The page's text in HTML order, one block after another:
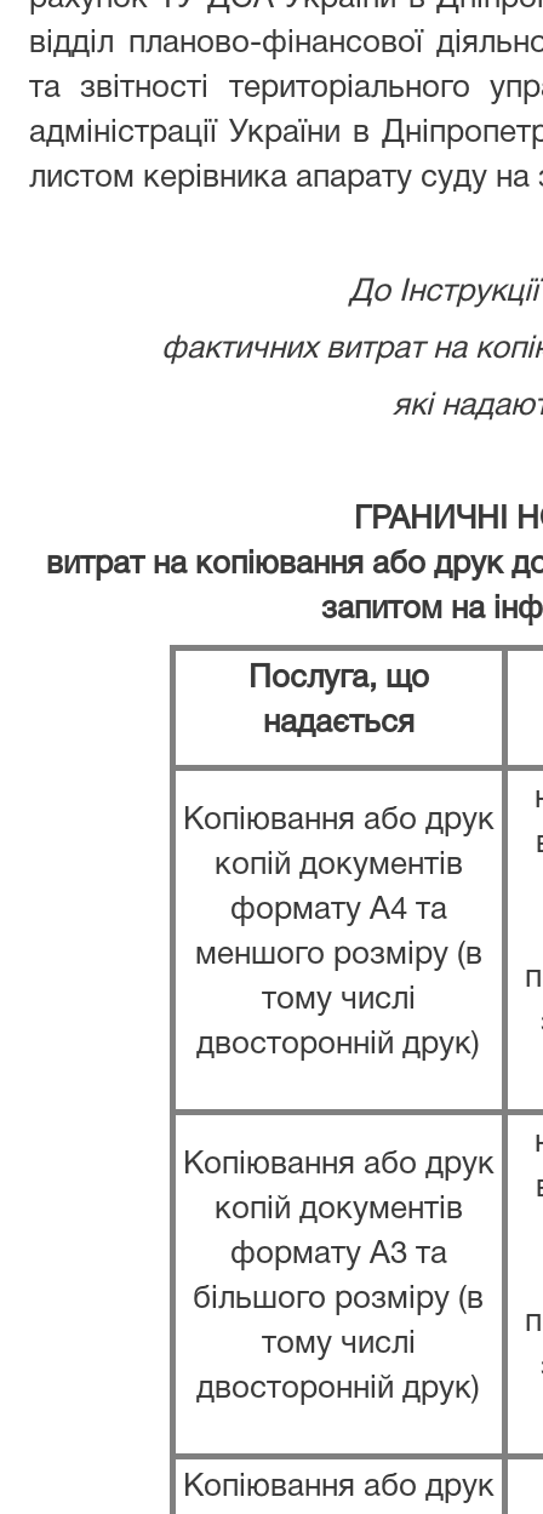
відділ планово-фінансової
та звітності територіального
адміністрації України в
листом керівника апарату суду
До
фактичних витрат на
які
ГРАНИЧНІ
витрат на копіювання або друк
запитом на
Послуга, що
надається
Копіювання або друк
копій документів
формату А4 та
меншого розміру (в
тому числі
двосторонній друк)
Копіювання або друк
копій документів
формату А3 та
більшого розміру (в
тому числі
двосторонній друк)
Копіювання або друк